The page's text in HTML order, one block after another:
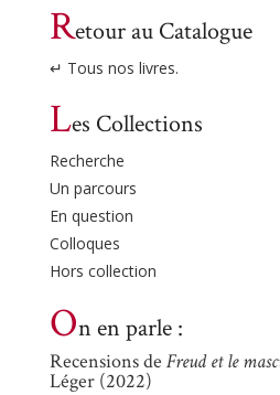
Retour au Catalogue
↵ Tous nos livres.
Les Collections
Recherche
Un parcours
En question
Colloques
Hors collection
On en parle :
Recensions de Freud et le
Léger (2022)